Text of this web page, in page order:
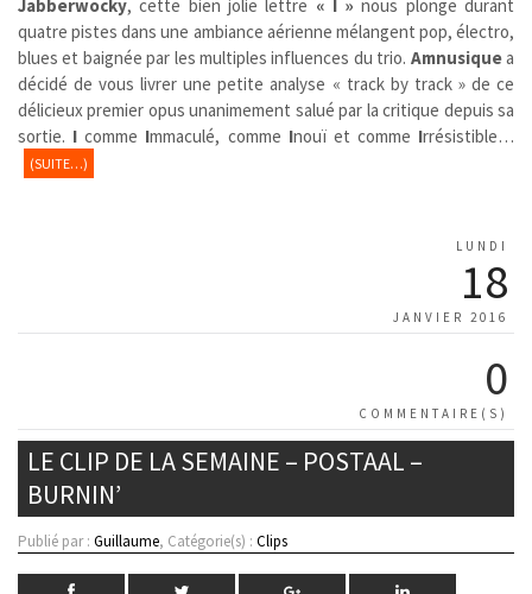
Jabberwocky, cette bien jolie lettre « I » nous plonge durant
quatre pistes dans une ambiance aérienne mélangent pop, électro,
blues et baignée par les multiples influences du trio. Amnusiquea
décidé de vous livrer une petite analyse « track by track » de ce
délicieux premier opus unanimement salué par la critique depuis sa
sortie. I comme Immaculé, comme Inouï et comme Irrésistible…
(SUITE…)
LUNDI
18
JANVIER 2016
0
COMMENTAIRE(S)
LE CLIP DE LA SEMAINE – POSTAAL –
BURNIN’
Publié par : Guillaume, Catégorie(s) : Clips